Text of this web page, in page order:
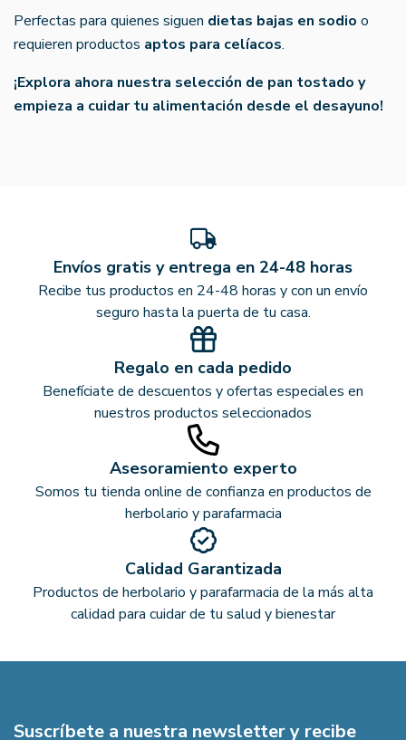
Perfectas para quienes siguen dietas bajas en sodio o
requieren productos aptos para celíacos.
¡Explora ahora nuestra selección de pan tostado y
empieza a cuidar tu alimentación desde el desayuno!
Envíos gratis y entrega en 24-48 horas
Recibe tus productos en 24-48 horas y con un envío
seguro hasta la puerta de tu casa.
Regalo en cada pedido
Benefíciate de descuentos y ofertas especiales en
nuestros productos seleccionados
Asesoramiento experto
Somos tu tienda online de confianza en productos de
herbolario y parafarmacia
Calidad Garantizada
Productos de herbolario y parafarmacia de la más alta
calidad para cuidar de tu salud y bienestar
Suscríbete a nuestra newsletter y recibe